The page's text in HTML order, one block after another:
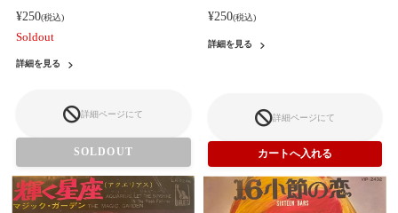
¥250(税込)
Soldout
詳細を見る
詳細ページにて
SOLDOUT
¥250(税込)
詳細を見る
詳細ページにて